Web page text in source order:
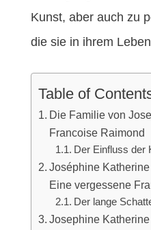
Kunst, aber auch zu
die sie in ihrem
Table of
Die Familie von
Francoise Raimond
Der Einfluss der
Joséphine
Eine vergessene
Der lange
Josephine